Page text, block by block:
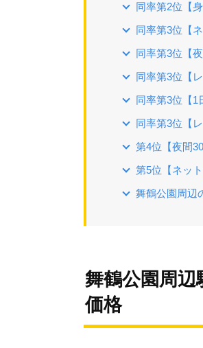
同率第2位【
同率第3位【
同率第3位【
同率第3位【
同率第3位【1
同率第3位【
第4位【夜間
第5位【ネッ
舞鶴公園周辺
舞鶴公園周
価格